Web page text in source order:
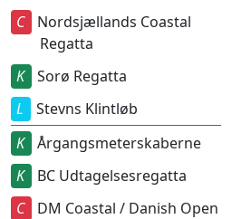
Nordsjællands Coastal
Regatta
Sorø Regatta
Stevns Klintløb
Årgangsmeterskaberne
BC Udtagelsesregatta
DM Coastal / Danish Open